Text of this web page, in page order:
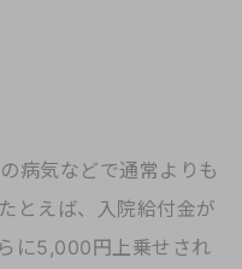
病気などで通常よりも
とえば、入院給付金が
に5,000円上乗せされ